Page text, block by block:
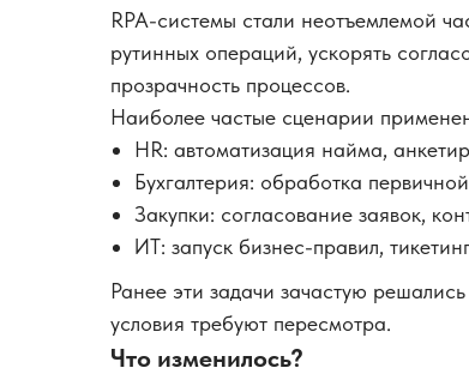
RPA-системы стали неотъемлемой
рутинных операций, ускорять
прозрачность процессов.
Наиболее частые сценарии
HR: автоматизация найма,
Бухгалтерия: обработка
Закупки: согласование заявок,
ИТ: запуск бизнес-правил,
Ранее эти задачи зачастую
условия требуют пересмотра.
Что изменилось?